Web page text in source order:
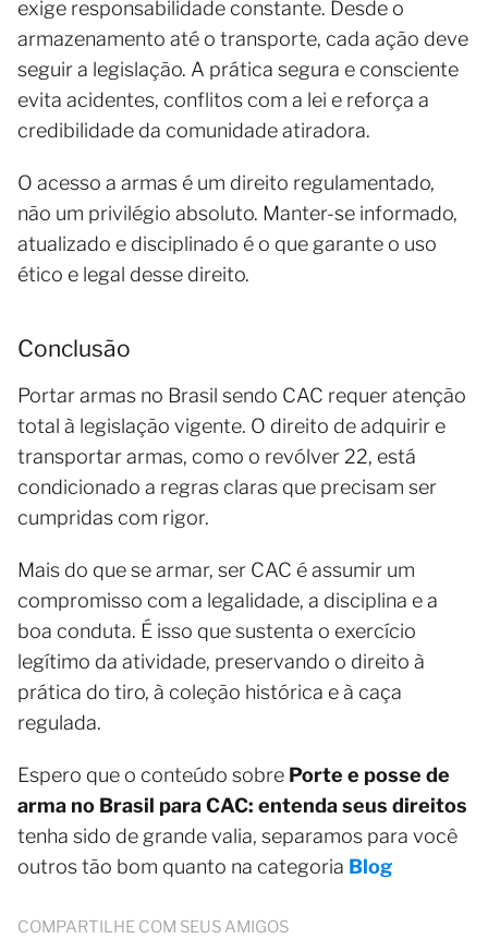
exige responsabilidade constante. Desde o
armazenamento até o transporte, cada ação deve
seguir a legislação. A prática segura e consciente
evita acidentes, conflitos com a lei e reforça a
credibilidade da comunidade atiradora.
O acesso a armas é um direito regulamentado,
não um privilégio absoluto. Manter-se informado,
atualizado e disciplinado é o que garante o uso
ético e legal desse direito.
Conclusão
Portar armas no Brasil sendo CAC requer atenção
total à legislação vigente. O direito de adquirir e
transportar armas, como o revólver 22, está
condicionado a regras claras que precisam ser
cumpridas com rigor.
Mais do que se armar, ser CAC é assumir um
compromisso com a legalidade, a disciplina e a
boa conduta. É isso que sustenta o exercício
legítimo da atividade, preservando o direito à
prática do tiro, à coleção histórica e à caça
regulada.
Espero que o conteúdo sobre Porte e posse de
arma no Brasil para CAC: entenda seus direitos
tenha sido de grande valia, separamos para você
outros tão bom quanto na categoria Blog
COMPARTILHE COM SEUS AMIGOS